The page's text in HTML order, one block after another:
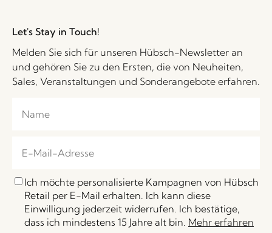
Let's Stay in Touch!
Melden Sie sich für unseren Hübsch-Newsletter an
und gehören Sie zu den Ersten, die von Neuheiten,
Sales, Veranstaltungen und Sonderangebote erfahren.
Ich möchte personalisierte Kampagnen von Hübsch
Retail per E-Mail erhalten. Ich kann diese
Einwilligung jederzeit widerrufen. Ich bestätige,
dass ich mindestens 15 Jahre alt bin. Mehr erfahren